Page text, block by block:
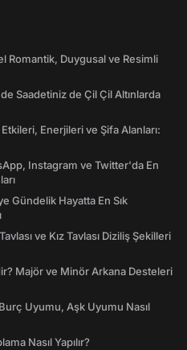
Romantik, Duygusal ve Resimli
Saadetiniz de Çil Çil Altınlarda
Enerjileri ve Şifa Alanları:
Instagram ve Twitter'da En
Gündelik Hayatta En Sık
ve Kız Tavlası Diziliş Şekilleri
Majör ve Minör Arkana Desteleri
Uyumu, Aşk Uyumu Nasıl
Nasıl Yapılır?